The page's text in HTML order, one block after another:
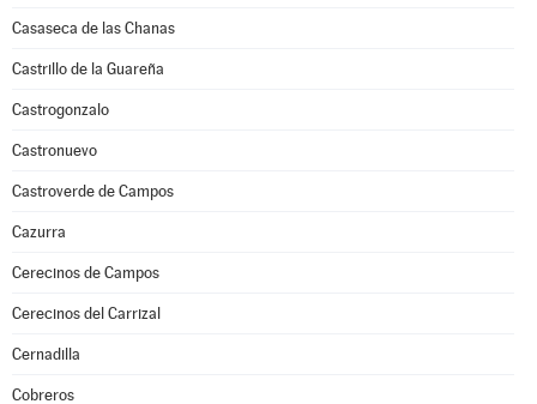
Casaseca de las Chanas
Castrillo de la Guareña
Castrogonzalo
Castronuevo
Castroverde de Campos
Cazurra
Cerecinos de Campos
Cerecinos del Carrizal
Cernadilla
Cobreros